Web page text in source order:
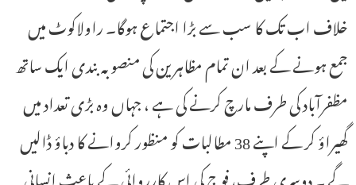
خلاف اب تک کا سب سے بڑا اجتماع ہوگا۔ راولاکوٹ میں
جمع ہونے کے بعد ان تمام مظاہرین کی منصوبہ بندی ایک ساتھ
مظفرآباد کی طرف مارچ کرنے کی ہے ، جہاں وہ بڑی تعداد میں
گھیراؤ کر کے اپنے 38 مطالبات کو منظور کروانے کا دباؤ ڈالیں